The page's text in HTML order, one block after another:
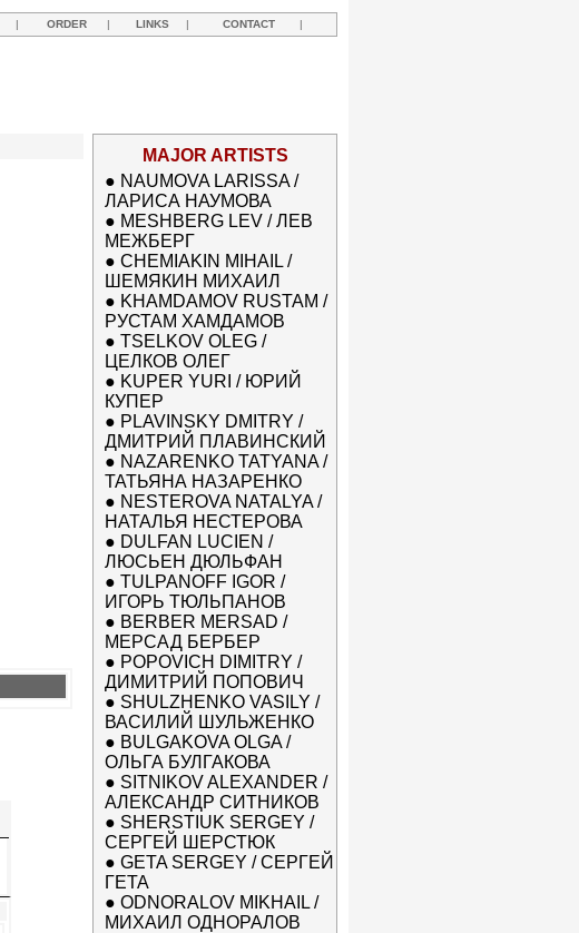
| ORDER | LINKS | CONTACT |
MAJOR ARTISTS
● NAUMOVA LARISSA /
ЛАРИСА НАУМОВА
● MESHBERG LEV / ЛЕВ
МЕЖБЕРГ
● CHEMIAKIN MIHAIL /
ШЕМЯКИН МИХАИЛ
● KHAMDAMOV RUSTAM /
РУСТАМ ХАМДАМОВ
● TSELKOV OLEG /
ЦЕЛКОВ ОЛЕГ
● KUPER YURI / ЮРИЙ
КУПЕР
● PLAVINSKY DMITRY /
ДМИТРИЙ ПЛАВИНСКИЙ
● NAZARENKO TATYANA /
ТАТЬЯНА НАЗАРЕНКО
● NESTEROVA NATALYA /
НАТАЛЬЯ НЕСТЕРОВА
● DULFAN LUCIEN /
ЛЮСЬЕН ДЮЛЬФАН
● TULPANOFF IGOR /
ИГОРЬ ТЮЛЬПАНОВ
● BERBER MERSAD /
МЕРСАД БЕРБЕР
● POPOVICH DIMITRY /
ДИМИТРИЙ ПОПОВИЧ
● SHULZHENKO VASILY /
ВАСИЛИЙ ШУЛЬЖЕНКО
● BULGAKOVA OLGA /
ОЛЬГА БУЛГАКОВА
● SITNIKOV ALEXANDER /
АЛЕКСАНДР СИТНИКОВ
● SHERSTIUK SERGEY /
СЕРГЕЙ ШЕРСТЮК
● GETA SERGEY / СЕРГЕЙ
ГЕТА
● ODNORALOV MIKHAIL /
МИХАИЛ ОДНОРАЛОВ